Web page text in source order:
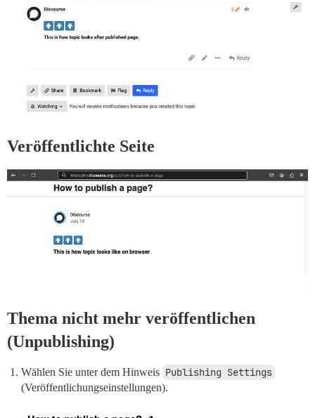
Veröffentlichte Seite
Thema nicht mehr veröffentlichen
(Unpublishing)
Wählen Sie unter dem Hinweis Publishing Settings
(Veröffentlichungseinstellungen).